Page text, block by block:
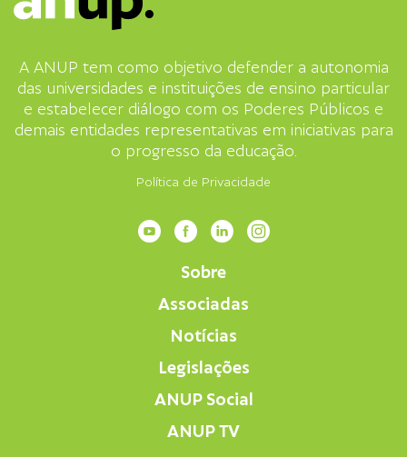
A ANUP tem como objetivo defender a autonomia
das universidades e instituições de ensino particular
e estabelecer diálogo com os Poderes Públicos e
demais entidades representativas em iniciativas para
o progresso da educação.
Política de Privacidade
Sobre
Associadas
Notícias
Legislações
ANUP Social
ANUP TV